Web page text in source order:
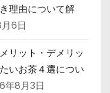
理由について解
6日
リット・デメリッ
いお茶４選につい
年8月3日